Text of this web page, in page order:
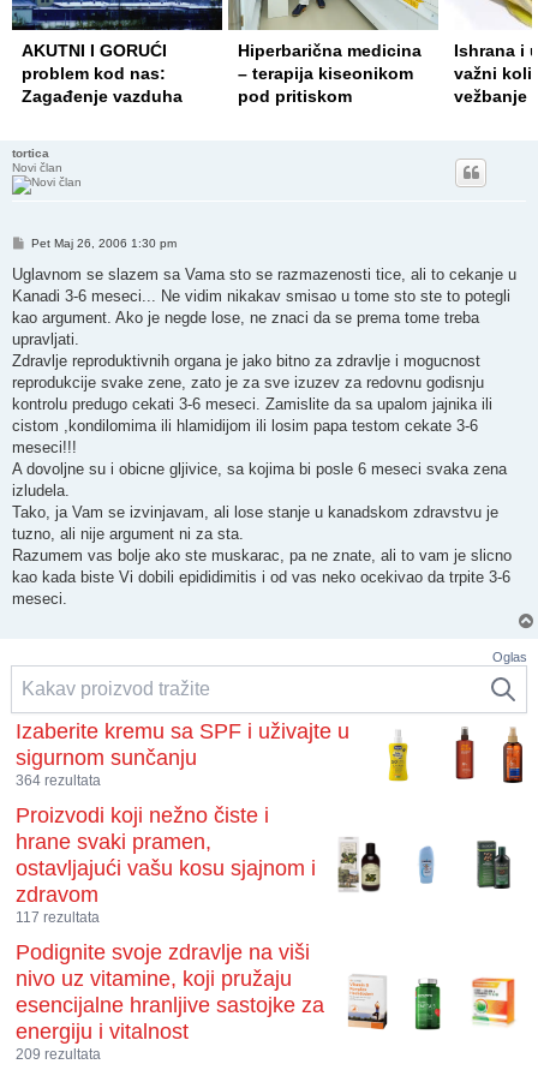
nas:
Hiperbarična medicina
– terapija kiseonikom
pod pritiskom
Ishrana i unos vode su
važni koliko i pravilno
vežbanje
tortica
Novi član
Post
Pet Maj 26, 2006 1:30 pm
Uglavnom se slazem sa Vama sto se razmazenosti tice, ali to cekanje u
Kanadi 3-6 meseci... Ne vidim nikakav smisao u tome sto ste to potegli
kao argument. Ako je negde lose, ne znaci da se prema tome treba
upravljati.
Zdravlje reproduktivnih organa je jako bitno za zdravlje i mogucnost
reprodukcije svake zene, zato je za sve izuzev za redovnu godisnju
kontrolu predugo cekati 3-6 meseci. Zamislite da sa upalom jajnika ili
cistom ,kondilomima ili hlamidijom ili losim papa testom cekate 3-6
meseci!!!
A dovoljne su i obicne gljivice, sa kojima bi posle 6 meseci svaka zena
izludela.
Tako, ja Vam se izvinjavam, ali lose stanje u kanadskom zdravstvu je
tuzno, ali nije argument ni za sta.
Razumem vas bolje ako ste muskarac, pa ne znate, ali to vam je slicno
kao kada biste Vi dobili epididimitis i od vas neko ocekivao da trpite 3-6
meseci.
Oglas
Izaberite kremu sa SPF i uživajte u
sigurnom sunčanju
364 rezultata
Proizvodi koji nežno čiste i
hrane svaki pramen,
ostavljajući vašu kosu sjajnom i
zdravom
117 rezultata
Podignite svoje zdravlje na viši
nivo uz vitamine, koji pružaju
esencijalne hranljive sastojke za
energiju i vitalnost
209 rezultata